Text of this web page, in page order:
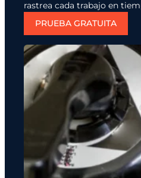
rastrea cada trabajo en
PRUEBA GRATUITA